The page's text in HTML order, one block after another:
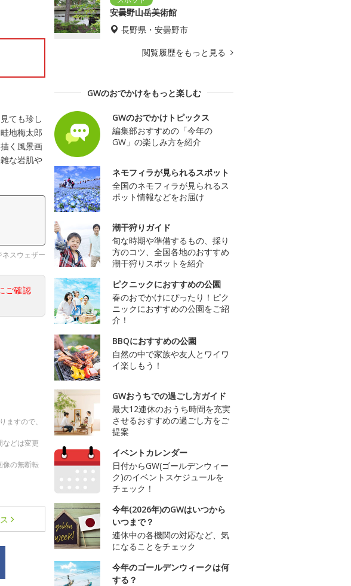
ても珍し
地梅太郎
く風景画
な岩肌や
スウェザー
ご確認
すので、
どは変更
像の無断転
安曇野山岳美術館
長野県・安曇野市
閲覧履歴をもっと見る
GWのおでかけをもっと楽しむ
GWのおでかけトピックス
編集部おすすめの「今年の
GW」の楽しみ方を紹介
ネモフィラが見られるスポット
全国のネモフィラが見られるス
ポット情報などをお届け
潮干狩りガイド
旬な時期や準備するもの、採り
方のコツ、全国各地のおすすめ
潮干狩りスポットを紹介
ピクニックにおすすめの公園
春のおでかけにぴったり！ピク
ニックにおすすめの公園をご紹
介！
BBQにおすすめの公園
自然の中で家族や友人とワイワ
イ楽しもう！
GWおうちでの過ごし方ガイド
最大12連休のおうち時間を充実
させるおすすめの過ごし方をご
提案
イベントカレンダー
日付からGW(ゴールデンウィー
ク)のイベントスケジュールを
チェック！
今年(2026年)のGWはいつから
いつまで？
連休中の各機関の対応など、気
になることをチェック
今年のゴールデンウィークは何
する？